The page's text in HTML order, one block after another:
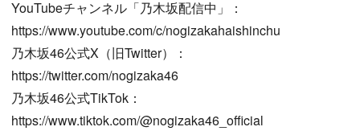
YouTubeチャンネル「乃木坂配信中」：
https://www.youtube.com/c/nogizakahaishinchu
乃木坂46公式X（旧Twitter）：
https://twitter.com/nogizaka46
乃木坂46公式TikTok：
https://www.tiktok.com/@nogizaka46_official